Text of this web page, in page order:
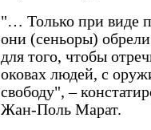
"… Только при виде
они (сеньоры)
для того, чтобы
оковах людей, с
свободу", –
Жан-Поль Марат.